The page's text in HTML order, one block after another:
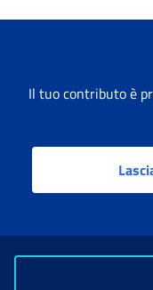
Il tuo contributo è